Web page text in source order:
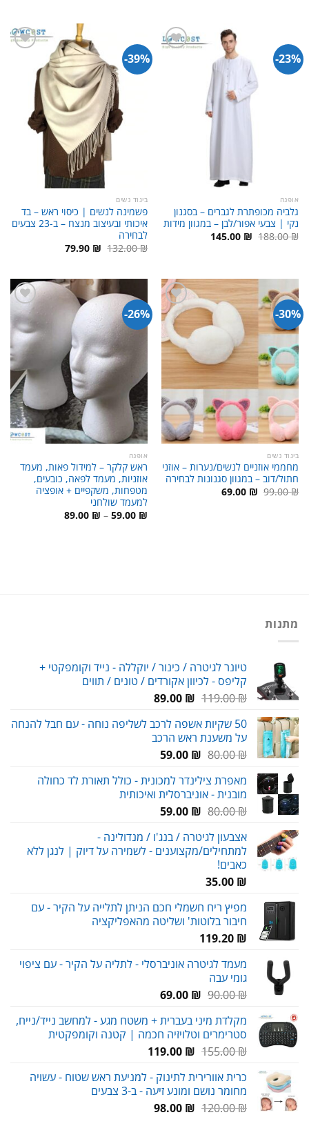
23%-
אופנה
גלביה מכופתרת לגברים – בסגנון
נקי | צבעי אפור/לבן – במגוון מידות
188.00₪ המחיר
המקורי
145.00 ₪ המחיר
39%-
ביגוד נשים
פשמינה לנשים | כיסוי ראש – בד
איכותי ובעיצוב מנצח – ב-23 צבעים
לבחירה
132.00₪ המחיר
המקורי
79.90 ₪ המחיר
הנוכחי
30%-
ביגוד נשים
מחממי אוזניים לנשים/נערות – אוזני
חתול/דוב – במגוון סגנונות לבחירה
99.00₪ המחיר
המקורי
69.00 ₪ המחיר
26%-
אופנה
ראש קלקר – למידול פאות, מעמד
אוזניות, מעמד לפאה, כובעים,
מטפחות, משקפיים + אופציה
למעמד שולחני
59.00 ₪
–
89.00 ₪ טווח
מחירים:
מתנות
טיונר לגיטרה / כינור / יוקללה - נייד וקומפקטי +
קליפס - לכיוון אקורדים / טונים / תווים
119.00₪
המחיר
היה:
119.00 ₪.
89.00 ₪
המחיר
הוא:
89.00 ₪.
50 שקיות אשפה לרכב לשליפה נוחה - עם חבל להנחה
על משענת ראש הרכב
80.00₪
המחיר
היה:
80.00 ₪.
59.00 ₪
המחיר
הוא:
59.00 ₪.
מאפרת צילינדר למכונית - כולל תאורת לד כחולה
מובנית - אוניברסלית ואיכותית
80.00₪
המחיר
היה:
80.00 ₪.
59.00 ₪
המחיר
הוא:
59.00 ₪.
אצבעון לגיטרה / בנג'ו / מנדולינה -
למתחילים/מקצוענים - לשמירה על דיוק | לנגן ללא
כאבים!
35.00 ₪
מפיץ ריח חשמלי חכם הניתן לתלייה על הקיר - עם
חיבור בלוטות' ושליטה מהאפליקציה
119.20 ₪
מעמד לגיטרה אוניברסלי - לתליה על הקיר - עם ציפוי
גומי עבה
90.00₪
המחיר
היה:
90.00 ₪.
69.00 ₪
המחיר
הוא:
69.00 ₪.
מקלדת מיני בעברית + משטח מגע - למחשב נייד/נייח,
סטרימרים וטלויזיה חכמה | קטנה וקומפקטית
155.00₪
המחיר
היה:
155.00 ₪.
119.00 ₪
המחיר
הוא:
119.00 ₪.
כרית אוורירית לתינוק - למניעת ראש שטוח - עשויה
מחומר נושם ומונע זיעה - ב-3 צבעים
120.00₪
המחיר98.00 ₪
המחיר